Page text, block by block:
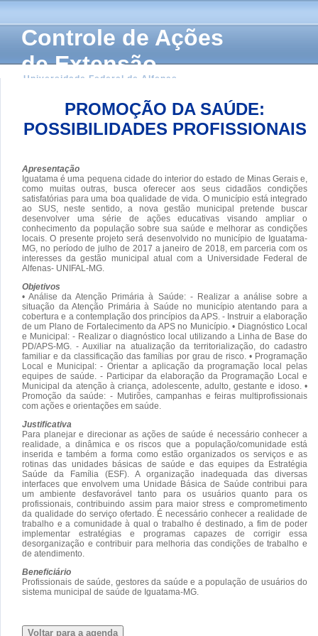
Controle de Ações
de Extensão
Universidade Federal de Alfenas
PROMOÇÃO DA SAÚDE:
POSSIBILIDADES PROFISSIONAIS
Apresentação
Iguatama é uma pequena cidade do interior do estado de Minas Gerais e,
como muitas outras, busca oferecer aos seus cidadãos condições
satisfatórias para uma boa qualidade de vida. O município está integrado
ao SUS, neste sentido, a nova gestão municipal pretende buscar
desenvolver uma série de ações educativas visando ampliar o
conhecimento da população sobre sua saúde e melhorar as condições
locais. O presente projeto será desenvolvido no município de Iguatama-
MG, no período de julho de 2017 a janeiro de 2018, em parceria com os
interesses da gestão municipal atual com a Universidade Federal de
Alfenas- UNIFAL-MG.
Objetivos
• Análise da Atenção Primária à Saúde: - Realizar a análise sobre a
situação da Atenção Primária à Saúde no município atentando para a
cobertura e a contemplação dos princípios da APS. - Instruir a elaboração
de um Plano de Fortalecimento da APS no Município. • Diagnóstico Local
e Municipal: - Realizar o diagnóstico local utilizando a Linha de Base do
PD/APS-MG. - Auxiliar na atualização da territorialização, do cadastro
familiar e da classificação das famílias por grau de risco. • Programação
Local e Municipal: - Orientar a aplicação da programação local pelas
equipes de saúde. - Participar da elaboração da Programação Local e
Municipal da atenção à criança, adolescente, adulto, gestante e idoso. •
Promoção da saúde: - Mutirões, campanhas e feiras multiprofissionais
com ações e orientações em saúde.
Justificativa
Para planejar e direcionar as ações de saúde é necessário conhecer a
realidade, a dinâmica e os riscos que a população/comunidade está
inserida e também a forma como estão organizados os serviços e as
rotinas das unidades básicas de saúde e das equipes da Estratégia
Saúde da Família (ESF). A organização inadequada das diversas
interfaces que envolvem uma Unidade Básica de Saúde contribui para
um ambiente desfavorável tanto para os usuários quanto para os
profissionais, contribuindo assim para maior stress e comprometimento
da qualidade do serviço ofertado. É necessário conhecer a realidade de
trabalho e a comunidade à qual o trabalho é destinado, a fim de poder
implementar estratégias e programas capazes de corrigir essa
desorganização e contribuir para melhoria das condições de trabalho e
de atendimento.
Beneficiário
Profissionais de saúde, gestores da saúde e a população de usuários do
sistema municipal de saúde de Iguatama-MG.
Voltar para a agenda